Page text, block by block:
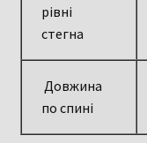
рівні
стегна
Довжина
по спині